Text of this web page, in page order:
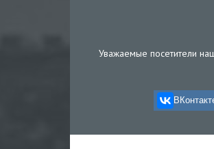
Уважаемые посетители